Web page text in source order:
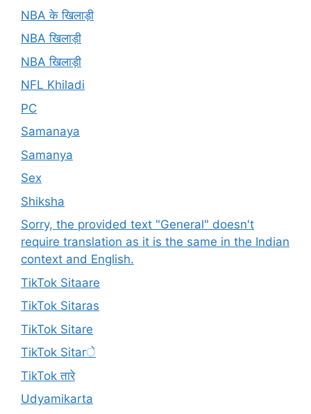
NBA के खिलाड़ी
NBA खिलाड़ी
NBA खिलाड़ी
NFL Khiladi
PC
Samanaya
Samanya
Sex
Shiksha
Sorry, the provided text "General" doesn't
require translation as it is the same in the Indian
context and English.
TikTok Sitaare
TikTok Sitaras
TikTok Sitare
TikTok Sitarे
TikTok तारे
Udyamikarta